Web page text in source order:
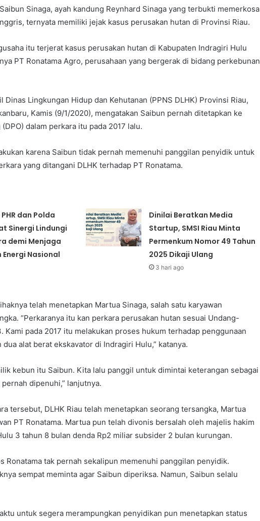
Sinaga, ayah kandung Reynhard Sinaga yang terbukti memerkosa
ternyata memiliki jejak kasus perusakan hutan di Provinsi Riau.
itu terjerat kasus perusakan hutan di Kabupaten Indragiri Hulu
PT Ronatama Agro, perusahaan yang bergerak di bidang perkebunan
Lingkungan Hidup dan Kehutanan (PPNS DLHK) Provinsi Riau,
Kamis (9/1/2020), mengatakan Saibun pernah ditetapkan ke
dalam perkara itu pada 2017 lalu.
karena Saibun tidak pernah memenuhi panggilan penyidik untuk
yang ditangani DLHK terhadap PT Ronatama.
dan Polda
Sinergi Lindungi
demi Menjaga
Nasional
Dinilai Beratkan Media
Startup, SMSI Riau Minta
Permenkum Nomor 49 Tahun
2025 Dikaji Ulang
3 hari ago
telah menetapkan Martua Sinaga, salah satu karyawan
“Perkaranya itu kan perkara perusakan hutan sesuai Undang-
Kami pada 2017 itu melakukan proses hukum terhadap penggunaan
alat berat ekskavator di Indragiri Hulu,” katanya.
kebun itu Saibun. Kita lalu panggil untuk dimintai keterangan sebagai
dipenuhi,” lanjutnya.
tersebut, DLHK Riau telah menetapkan seorang tersangka, Martua
PT Ronatama. Martua pun telah divonis bersalah oleh majelis hakim
3 tahun 8 bulan denda Rp2 miliar subsider 2 bulan kurungan.
Ronatama tak pernah sekalipun memenuhi panggilan penyidik.
sempat meminta agar Saibun diperiksa. Namun, Saibun selalu
untuk segera merampungkan penyidikan pun menetapkan status